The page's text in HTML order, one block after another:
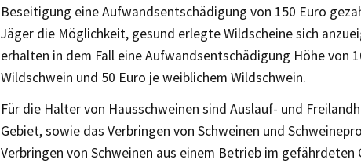
Beseitigung eine Aufwandsentschädigung von 150 Euro
Jäger die Möglichkeit, gesund erlegte Wildscheine sich
erhalten in dem Fall eine Aufwandsentschädigung Höhe von
Wildschwein und 50 Euro je weiblichem Wildschwein.
Für die Halter von Hausschweinen sind Auslauf- und
Gebiet, sowie das Verbringen von Schweinen und
Verbringen von Schweinen aus einem Betrieb im gefährdeten